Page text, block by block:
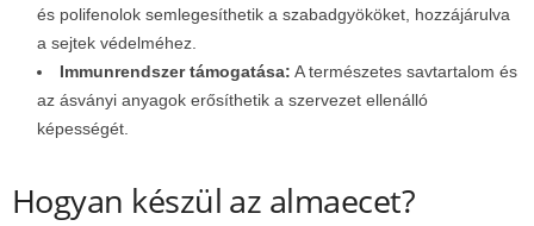
és polifenolok semlegesíthetik a szabadgyököket, hozzájárulva
a sejtek védelméhez.
Immunrendszer támogatása: A természetes savtartalom és
az ásványi anyagok erősíthetik a szervezet ellenálló
képességét.
Hogyan készül az almaecet?